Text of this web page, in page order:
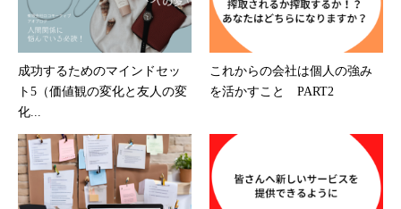
成功するためのマインドセッ
ト5（価値観の変化と友人の変
化...
これからの会社は個人の強み
を活かすこと PART2